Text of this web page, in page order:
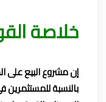
خلاصة
إن مشروع البيع على
بالنسبة